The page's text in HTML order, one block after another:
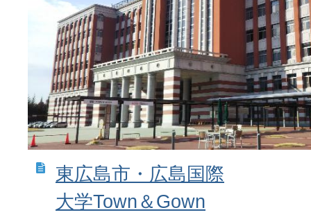
東広島市・広島国際
大学Town＆Gown